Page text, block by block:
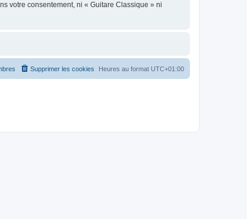
votre consentement, ni « Guitare Classique » ni
Heures au format UTC+01:00
Supprimer les cookies